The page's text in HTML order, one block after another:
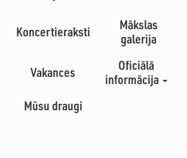
Koncertieraksti
Mākslas
galerija
Vakances
Oficiālā
informācija
Mūsu draugi